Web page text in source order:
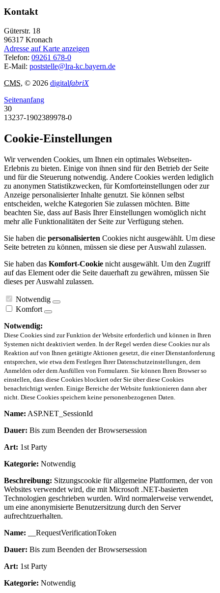
Kontakt
Güterstr. 18
96317 Kronach
Adresse auf Karte anzeigen
Telefon: 09261 678-0
E-Mail: poststelle@lra-kc.bayern.de
CMS, © 2026 digitalfabriX
Seitenanfang
30
13237-1902389978-0
Cookie-Einstellungen
Wir verwenden Cookies, um Ihnen ein optimales Webseiten-
Erlebnis zu bieten. Einige von ihnen sind für den Betrieb der Seite
und für die Steuerung notwendig. Andere Cookies werden lediglich
zu anonymen Statistikzwecken, für Komforteinstellungen oder zur
Anzeige personalisierter Inhalte genutzt. Sie können selbst
entscheiden, welche Kategorien Sie zulassen möchten. Bitte
beachten Sie, dass auf Basis Ihrer Einstellungen womöglich nicht
mehr alle Funktionalitäten der Seite zur Verfügung stehen.
Sie haben die personalisierten Cookies nicht ausgewählt. Um diese
Seite betreten zu können, müssen sie diese per Auswahl zulassen.
Sie haben das Komfort-Cookie nicht ausgewählt. Um den Zugriff
auf das Element oder die Seite dauerhaft zu gewähren, müssen Sie
dieses per Auswahl zulassen.
Notwendig
Komfort
Notwendig:
Diese Cookies sind zur Funktion der Website erforderlich und können in Ihren
Systemen nicht deaktiviert werden. In der Regel werden diese Cookies nur als
Reaktion auf von Ihnen getätigte Aktionen gesetzt, die einer Dienstanforderung
entsprechen, wie etwa dem Festlegen Ihrer Datenschutzeinstellungen, dem
Anmelden oder dem Ausfüllen von Formularen. Sie können Ihren Browser so
einstellen, dass diese Cookies blockiert oder Sie über diese Cookies
benachrichtigt werden. Einige Bereiche der Website funktionieren dann aber
nicht. Diese Cookies speichern keine personenbezogenen Daten.
Name: ASP.NET_SessionId
Dauer: Bis zum Beenden der Browsersession
Art: 1st Party
Kategorie: Notwendig
Beschreibung: Sitzungscookie für allgemeine Plattformen, der von
Websites verwendet wird, die mit Microsoft .NET-basierten
Technologien geschrieben wurden. Wird normalerweise verwendet,
um eine anonymisierte Benutzersitzung durch den Server
aufrechtzuerhalten.
Name: __RequestVerificationToken
Dauer: Bis zum Beenden der Browsersession
Art: 1st Party
Kategorie: Notwendig